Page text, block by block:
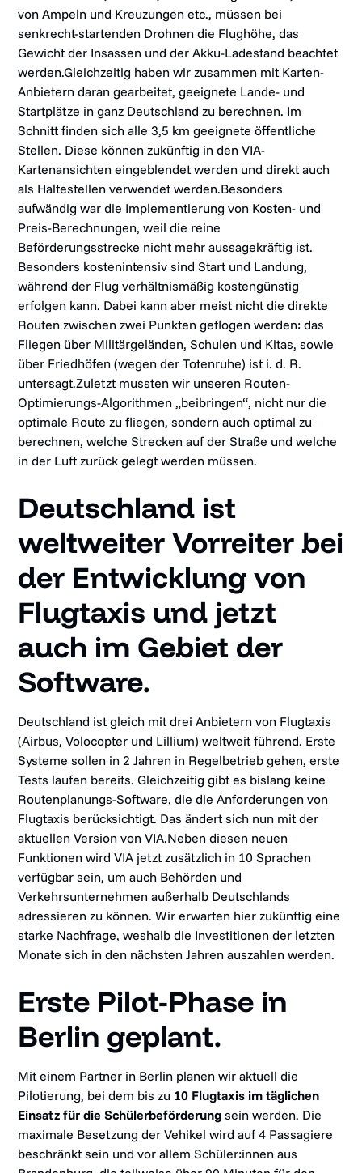
von Ampeln und Kreuzungen etc., müssen bei
senkrecht-startenden Drohnen die Flughöhe, das
Gewicht der Insassen und der Akku-Ladestand beachtet
werden.Gleichzeitig haben wir zusammen mit Karten-
Anbietern daran gearbeitet, geeignete Lande- und
Startplätze in ganz Deutschland zu berechnen. Im
Schnitt finden sich alle 3,5 km geeignete öffentliche
Stellen. Diese können zukünftig in den VIA-
Kartenansichten eingeblendet werden und direkt auch
als Haltestellen verwendet werden.Besonders
aufwändig war die Implementierung von Kosten- und
Preis-Berechnungen, weil die reine
Beförderungsstrecke nicht mehr aussagekräftig ist.
Besonders kostenintensiv sind Start und Landung,
während der Flug verhältnismäßig kostengünstig
erfolgen kann. Dabei kann aber meist nicht die direkte
Routen zwischen zwei Punkten geflogen werden: das
Fliegen über Militärgeländen, Schulen und Kitas, sowie
über Friedhöfen (wegen der Totenruhe) ist i. d. R.
untersagt.Zuletzt mussten wir unseren Routen-
Optimierungs-Algorithmen „beibringen“, nicht nur die
optimale Route zu fliegen, sondern auch optimal zu
berechnen, welche Strecken auf der Straße und welche
in der Luft zurück gelegt werden müssen.
Deutschland ist
weltweiter Vorreiter bei
der Entwicklung von
Flugtaxis und jetzt
auch im Gebiet der
Software.
Deutschland ist gleich mit drei Anbietern von Flugtaxis
(Airbus, Volocopter und Lillium) weltweit führend. Erste
Systeme sollen in 2 Jahren in Regelbetrieb gehen, erste
Tests laufen bereits. Gleichzeitig gibt es bislang keine
Routenplanungs-Software, die die Anforderungen von
Flugtaxis berücksichtigt. Das ändert sich nun mit der
aktuellen Version von VIA.Neben diesen neuen
Funktionen wird VIA jetzt zusätzlich in 10 Sprachen
verfügbar sein, um auch Behörden und
Verkehrsunternehmen außerhalb Deutschlands
adressieren zu können. Wir erwarten hier zukünftig eine
starke Nachfrage, weshalb die Investitionen der letzten
Monate sich in den nächsten Jahren auszahlen werden.
Erste Pilot-Phase in
Berlin geplant.
Mit einem Partner in Berlin planen wir aktuell die
Pilotierung, bei dem bis zu 10 Flugtaxis im täglichen
Einsatz für die Schülerbeförderung sein werden. Die
maximale Besetzung der Vehikel wird auf 4 Passagiere
beschränkt sein und vor allem Schüler:innen aus